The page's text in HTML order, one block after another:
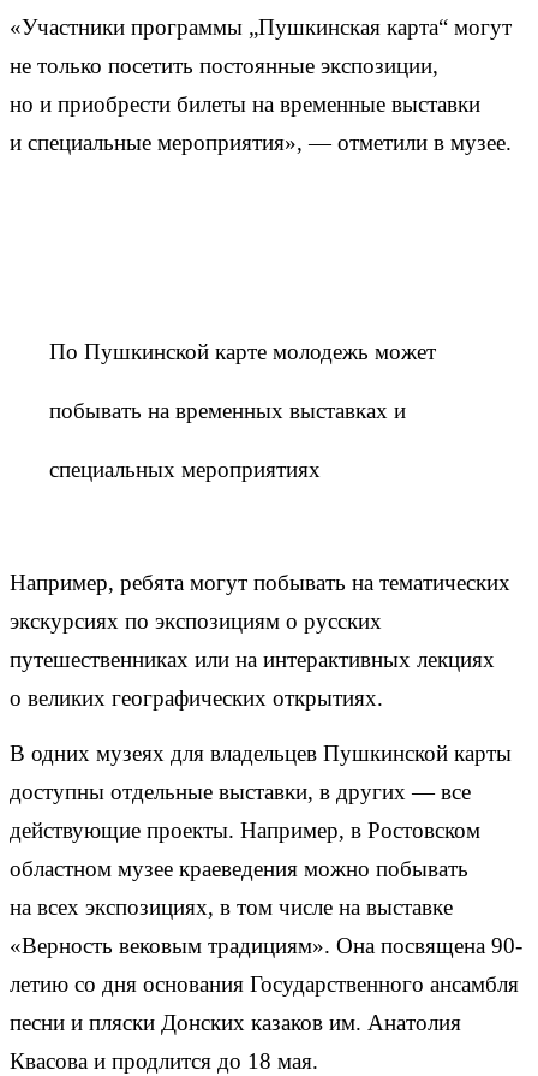
«Участники программы „Пушкинская карта“ могут
не только посетить постоянные экспозиции,
но и приобрести билеты на временные выставки
и специальные мероприятия», — отметили в музее.
По Пушкинской карте молодежь может
побывать на временных выставках и
специальных мероприятиях
Например, ребята могут побывать на тематических
экскурсиях по экспозициям о русских
путешественниках или на интерактивных лекциях
о великих географических открытиях.
В одних музеях для владельцев Пушкинской карты
доступны отдельные выставки, в других — все
действующие проекты. Например, в Ростовском
областном музее краеведения можно побывать
на всех экспозициях, в том числе на выставке
«Верность вековым традициям». Она посвящена 90-
летию со дня основания Государственного ансамбля
песни и пляски Донских казаков им. Анатолия
Квасова и продлится до 18 мая.